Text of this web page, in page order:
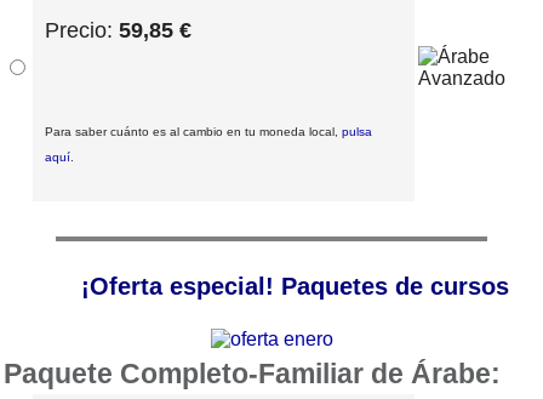
Precio: 59,85 €
Para saber cuánto es al cambio en tu moneda local, pulsa
aquí.
¡Oferta especial! Paquetes de cursos
Paquete Completo-Familiar de Árabe: